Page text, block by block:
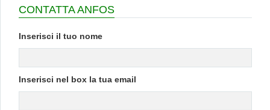
CONTATTA ANFOS
Inserisci il tuo nome
Inserisci nel box la tua email